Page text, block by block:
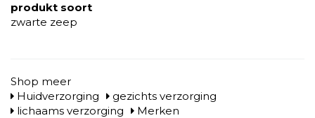
produkt soort
zwarte zeep
Shop meer
Huidverzorging
gezichts verzorging
lichaams verzorging
Merken